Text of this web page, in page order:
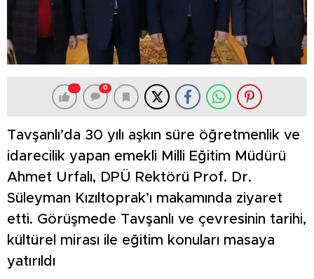
0
Tavşanlı’da 30 yılı aşkın süre öğretmenlik ve
idarecilik yapan emekli Milli Eğitim Müdürü
Ahmet Urfalı, DPÜ Rektörü Prof. Dr.
Süleyman Kızıltoprak’ı makamında ziyaret
etti. Görüşmede Tavşanlı ve çevresinin tarihi,
kültürel mirası ile eğitim konuları masaya
yatırıldı